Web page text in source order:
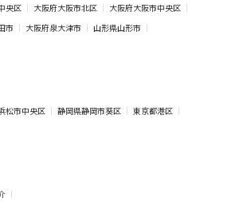
央区 大阪府大阪市北区
大阪府大阪市中央区
市 大阪府泉大津市
山形県山形市
松市中央区 静岡県静岡市葵区
東京都港区